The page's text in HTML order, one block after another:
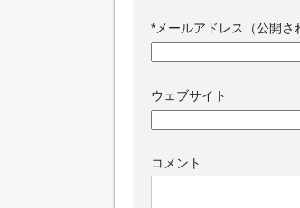
*メールアドレス（公開さ
ウェブサイト
コメント